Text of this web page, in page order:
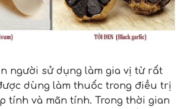
người sử dụng làm gia vị từ rất
dùng làm thuốc trong điều trị
tính và mãn tính. Trong thời gian